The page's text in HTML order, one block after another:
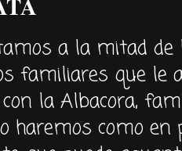
a la mitad
familiares que le
la Albacora,
haremos como en